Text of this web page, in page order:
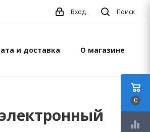
Вход Поиск
и доставка О магазине
0
equalizer